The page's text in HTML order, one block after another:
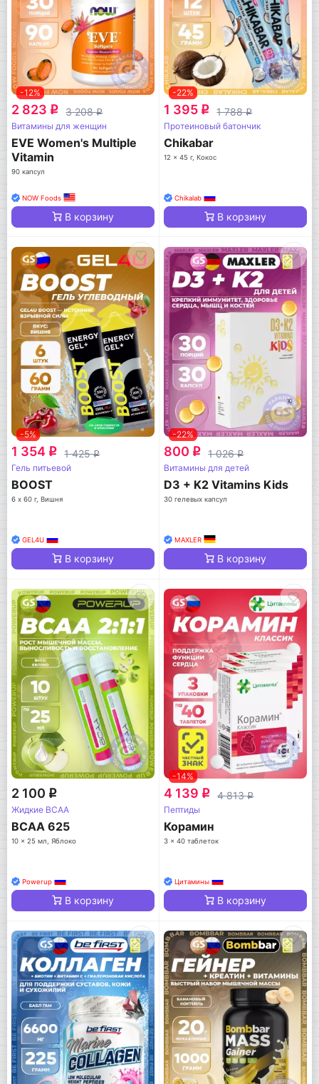
-12%
2 823 q 3 208q
Витамины для женщин
EVE Women's Multiple
Vitamin
90 капсул
NOW Foods
В корзину
-22%
1 395 q 1 788q
Протеиновый батончик
Chikabar
12 x 45 г, Кокос
Chikalab
В корзину
-5%
1 354 q 1 425q
Гель питьевой
BOOST
6 х 60 г, Вишня
GEL4U
В корзину
-22%
800 q 1 026q
Витамины для детей
D3 + K2 Vitamins Kids
30 гелевых капсул
MAXLER
В корзину
2 100 q
Жидкие BCAA
BCAA 625
10 x 25 мл, Яблоко
Powerup
В корзину
-14%
4 139 q 4 813q
Пептиды
Корамин
3 x 40 таблеток
Цитамины
В корзину